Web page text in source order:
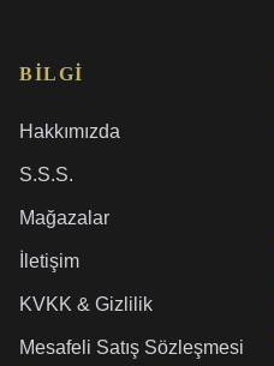
BILGI
Hakkımızda
S.S.S.
Mağazalar
İletişim
KVKK & Gizlilik
Mesafeli Satış Sözleşmesi